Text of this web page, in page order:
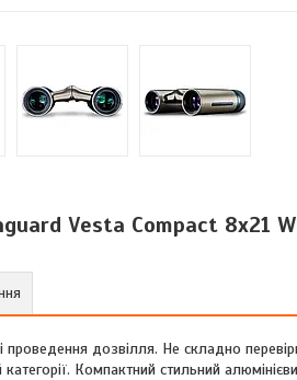
Vesta Compact 8x21
проведення дозвілля. Не складно
Компактний стильний